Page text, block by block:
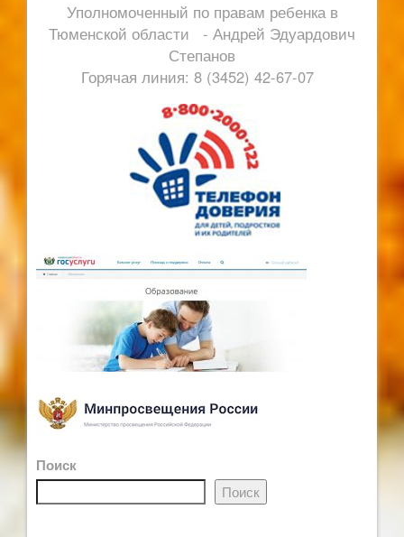
Уполномоченный по правам ребенка в
Тюменской области - Андрей Эдуардович
Степанов
Горячая линия: 8 (3452) 42-67-07
Поиск
Поиск